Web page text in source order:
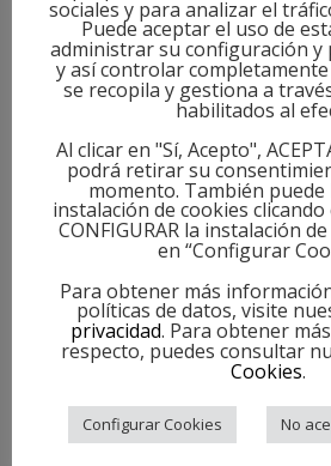
Bate los huevos con el
unos 5 minutos y añade la
trocitos, el zumo de lima y el
mezcla mientras
masa homogénea.
Coloca las manzanas
cuartos (excepto una) y
Vierte la mezcla en un molde
la manzana sobrante en la
Hornea durante 45
cocido con la punta de un
seca.
Emplata y…
sociales y para analizar el
Puede aceptar el uso de
administrar su configuración y
y así controlar
se recopila y gestiona a
habilitados al
Al clicar en "Sí, Acepto",
podrá retirar su
momento. También puede
instalación de cookies
CONFIGURAR la instalación
en “Configurar
Para obtener más
políticas de datos, visite
privacidad. Para obtener
respecto, puedes consultar
Cookies.
Configurar Cookies No